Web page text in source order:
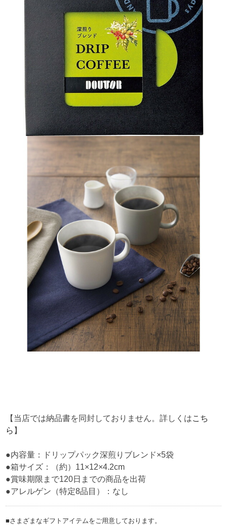
【当店では納品書を同封しておりません。詳しくはこち
ら 】
●内容量：ドリップパック深煎りブレンド×5袋
●箱サイズ：（約）11×12×4.2cm
●賞味期限まで120日までの商品を出荷
●アレルゲン（特定8品目）：なし
■さまざまなギフトアイテムをご用意しております。